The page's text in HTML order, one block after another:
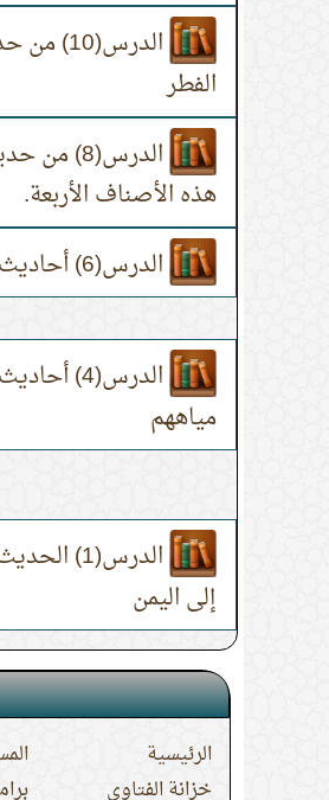
الفطر
هذه الأصناف الأربعة.
الدرس(6) أحاديث(629)،((630)،(631)ليس في البقر العوامل صدقة
مياههم
إلى اليمن
الرئيسية
خزانة الفتاوى